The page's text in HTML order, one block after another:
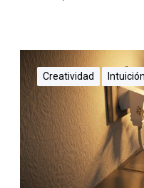
Creatividad Intuición